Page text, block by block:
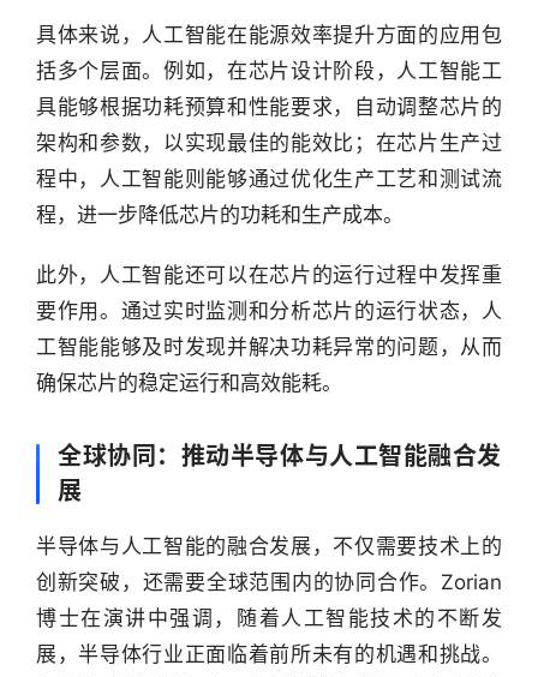
之
窗
商
机
链
合
具体来说，人工智能在能源效率提升方面的应用包
括多个层面。例如，在芯片设计阶段，人工智能工
具能够根据功耗预算和性能要求，自动调整芯片的
架构和参数，以实现最佳的能效比；在芯片生产过
程中，人工智能则能够通过优化生产工艺和测试流
程，进一步降低芯片的功耗和生产成本。
此外，人工智能还可以在芯片的运行过程中发挥重
要作用。通过实时监测和分析芯片的运行状态，人
工智能能够及时发现并解决功耗异常的问题，从而
确保芯片的稳定运行和高效能耗。
全球协同：推动半导体与人工智能融合发
展
半导体与人工智能的融合发展，不仅需要技术上的
创新突破，还需要全球范围内的协同合作。Zorian
博士在演讲中强调，随着人工智能技术的不断发
展，半导体行业正面临着前所未有的机遇和挑战。